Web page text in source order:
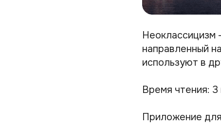
Неоклассицизм
направленный
используют в
Время чтения: 3
Приложение